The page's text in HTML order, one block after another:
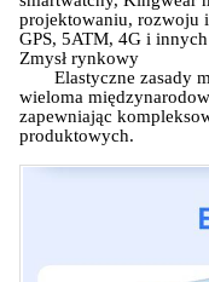
projektowaniu, rozwoju
GPS, 5ATM, 4G i
Zmysł rynkowy
Elastyczne zasady
wieloma
zapewniając
produktowych.